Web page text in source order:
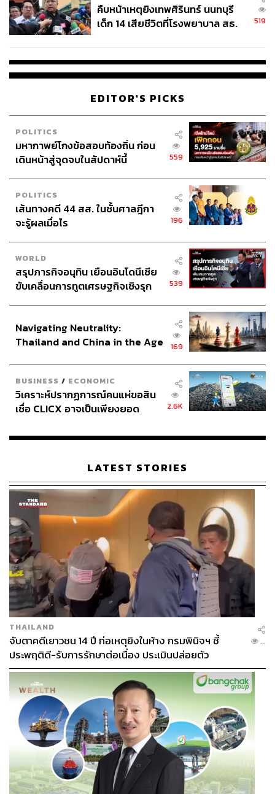
คืบหน้าเหตุยิงเทพศิรินทร์ นนทบุรี
เด็ก 14 เสียชีวิตที่โรงพยาบาล สธ.
519
EDITOR'S PICKS
POLITICS
มหากาพย์โกงข้อสอบท้องถิ่น ก่อน
เดินหน้าสู่จุดจบในสัปดาห์นี้
559
POLITICS
เส้นทางคดี 44 สส. ในชั้นศาลฎีกา
จะรู้ผลเมื่อไร
196
WORLD
สรุปภารกิจอนุทิน เยือนอินโดนีเซีย
ขับเคลื่อนการทูตเศรษฐกิจเชิงรุก
539
Navigating Neutrality:
Thailand and China in the Age
169
BUSINESS / ECONOMIC
วิเคราะห์ปรากฏการณ์คนแห่ขอสิน
เชื่อ CLICX อาจเป็นเพียงยอด
เรือนไทยที่ถูกซุกไว้
2.6K
LATEST STORIES
THAILAND
จับตาคดีเยาวชน 14 ปี ก่อเหตุยิงในห้าง กรมพินิจฯ ชี้
ประพฤติดี-รับการรักษาต่อเนื่อง ประเมินปล่อยตัว
...